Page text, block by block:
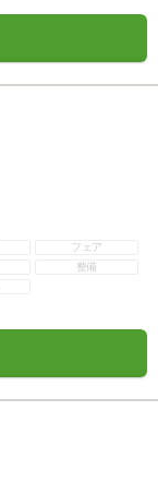
フェア
整備